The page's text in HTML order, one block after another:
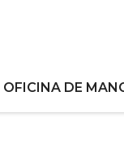
OFICINA DE